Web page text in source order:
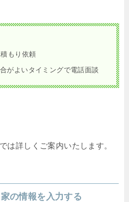
もり依頼
がよいタイミングで電話面談
は詳しくご案内いたします。
の情報を入力する